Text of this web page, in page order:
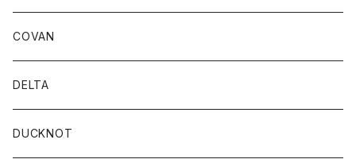
COVAN
DELTA
DUCKNOT